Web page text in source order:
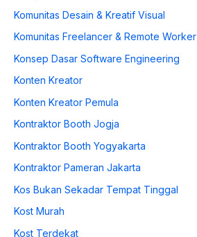
Komunitas Desain & Kreatif Visual
Komunitas Freelancer & Remote Worker
Konsep Dasar Software Engineering
Konten Kreator
Konten Kreator Pemula
Kontraktor Booth Jogja
Kontraktor Booth Yogyakarta
Kontraktor Pameran Jakarta
Kos Bukan Sekadar Tempat Tinggal
Kost Murah
Kost Terdekat